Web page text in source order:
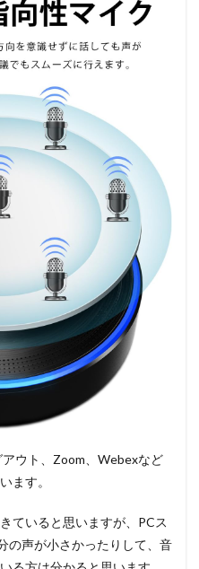
ウト、Zoom、Webexなど
ます。
ていると思いますが、PCス
の声が小さかったりして、音